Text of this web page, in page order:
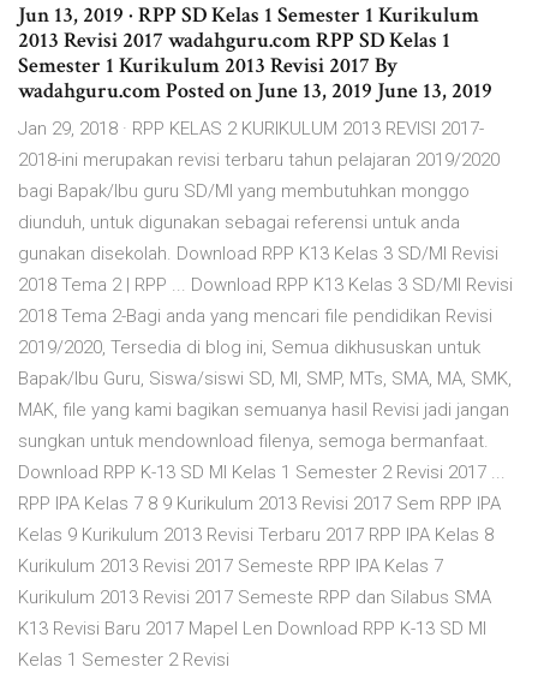
Jun 13, 2019 · RPP SD Kelas 1 Semester 1 Kurikulum
2013 Revisi 2017 wadahguru.com RPP SD Kelas 1
Semester 1 Kurikulum 2013 Revisi 2017 By
wadahguru.com Posted on June 13, 2019 June 13, 2019
Jan 29, 2018 · RPP KELAS 2 KURIKULUM 2013 REVISI 2017-
2018-ini merupakan revisi terbaru tahun pelajaran 2019/2020
bagi Bapak/Ibu guru SD/MI yang membutuhkan monggo
diunduh, untuk digunakan sebagai referensi untuk anda
gunakan disekolah. Download RPP K13 Kelas 3 SD/MI Revisi
2018 Tema 2 | RPP ... Download RPP K13 Kelas 3 SD/MI Revisi
2018 Tema 2-Bagi anda yang mencari file pendidikan Revisi
2019/2020, Tersedia di blog ini, Semua dikhususkan untuk
Bapak/Ibu Guru, Siswa/siswi SD, MI, SMP, MTs, SMA, MA, SMK,
MAK, file yang kami bagikan semuanya hasil Revisi jadi jangan
sungkan untuk mendownload filenya, semoga bermanfaat.
Download RPP K-13 SD MI Kelas 1 Semester 2 Revisi 2017 ...
RPP IPA Kelas 7 8 9 Kurikulum 2013 Revisi 2017 Sem RPP IPA
Kelas 9 Kurikulum 2013 Revisi Terbaru 2017 RPP IPA Kelas 8
Kurikulum 2013 Revisi 2017 Semeste RPP IPA Kelas 7
Kurikulum 2013 Revisi 2017 Semeste RPP dan Silabus SMA
K13 Revisi Baru 2017 Mapel Len Download RPP K-13 SD MI
Kelas 1 Semester 2 Revisi